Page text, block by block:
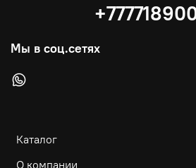
Мы в соц.сетях
Каталог
О компании